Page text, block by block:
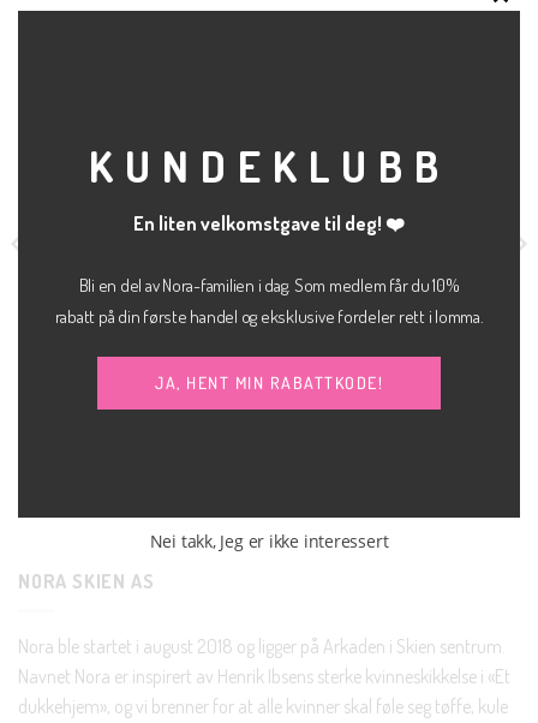
RELATERTE PRODUKTER
MEW Carrie mary dressbukse
NORA SKIEN AS
Nora ble startet i august 2018 og ligger på Arkaden i Skien sentrum.
Navnet Nora er inspirert av Henrik Ibsens sterke kvinneskikkelse i «Et
dukkehjem», og vi brenner for at alle kvinner skal føle seg tøffe, kule
KUNDEKLUBB
En liten velkomstgave til deg! ❤️
Bli en del av Nora-familien i dag. Som medlem får du 10%
rabatt på din første handel og eksklusive fordeler rett i lomma.
JA, HENT MIN RABATTKODE!
Nei takk, Jeg er ikke interessert